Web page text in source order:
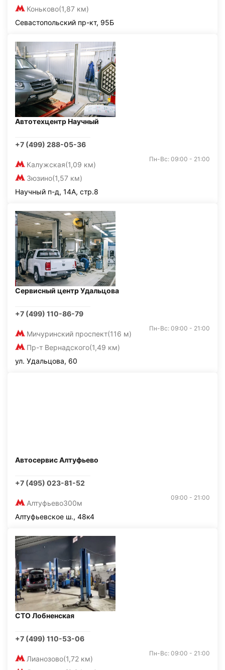
Коньково(1,87 км)
Севастопольский пр-кт, 95Б
Автотехцентр Научный
+7 (499) 288-05-36
Калужская(1,09 км)
Зюзино(1,57 км)
Пн-Вс: 09:00 - 21:00
Научный п-д, 14А, стр.8
Сервисный центр Удальцова
+7 (499) 110-86-79
Мичуринский проспект(116 м)
Пр-т Вернадского(1,49 км)
Пн-Вс: 09:00 - 21:00
ул. Удальцова, 60
Автосервис Алтуфьево
+7 (495) 023-81-52
Алтуфьево300м
09:00 - 21:00
Алтуфьевское ш., 48к4
СТО Лобненская
+7 (499) 110-53-06
Лианозово(1,72 км)
Пн-Вс: 09:00 - 21:00